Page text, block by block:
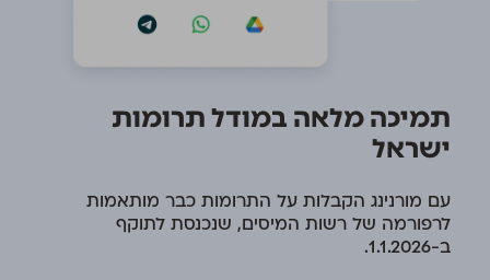
תמיכה מלאה במודל תרומות
ישראל
עם מורנינג הקבלות על התרומות כבר מותאמות
לרפורמה של רשות המיסים, שנכנסת לתוקף
ב-1.1.2026.